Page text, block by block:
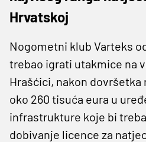
Hrvatskoj
Nogometni klub Varteks
trebao igrati utakmice na
Hrašćici, nakon dovršetka
oko 260 tisuća eura u
infrastrukture koje bi
dobivanje licence za